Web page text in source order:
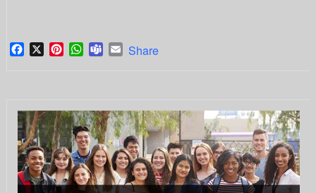
Facebook
X PinterestWhatsApp
TeamsEmail
Share